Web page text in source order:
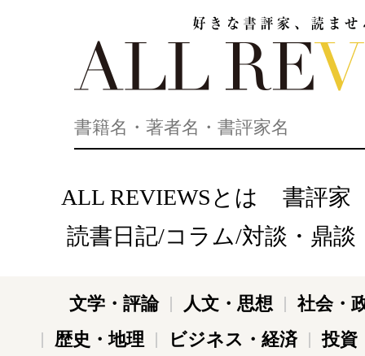
ALL REVIEWSとは
書評家
読書日記/コラム/対談・鼎談
文学・評論 人文・思想
社会・
歴史・地理
ビジネス・経済 投資